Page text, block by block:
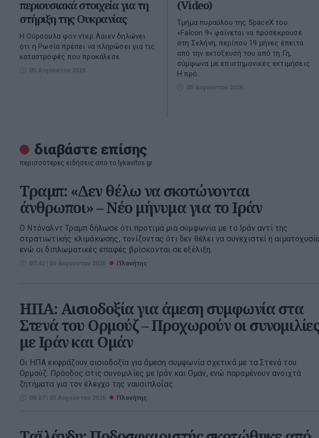
περιουσιακά στοιχεία για τη
στήριξη της Ουκρανίας
Η Ούρσουλα φον ντερ Λάιεν δηλώνει
ότι η Ρωσία πρέπει να πληρώσει για τις
καταστροφές που προκάλεσε.
05 Αυγούστου 2026
(Video)
Τμήμα πυραύλου της SpaceX του
«Falcon 9» φαίνεται να προσέκρουσε
στη Σελήνη, περίπου 19 μήνες έπειτα
από την εκτόξευσή του από τη Γη,
σύμφωνα με επιστημονικές εκτιμήσεις.
Η πρό...
05 Αυγούστου 2026
διαβάστε επίσης
περισσότερες ειδήσεις από το lykavitos.gr
Τραμπ: «Δεν θέλω να σκοτώνονται
άνθρωποι» – Νέο μήνυμα για το Ιράν
Ο Ντόναλντ Τραμπ δήλωσε ότι προτιμά μια συμφωνία με το Ιράν αντί της
στρατιωτικής κλιμάκωσης, τονίζοντας ότι δεν θέλει να συνεχιστεί η
ενώ οι διπλωματικές επαφές βρίσκονται σε εξέλιξη.
07:42 | 06 Αυγούστου 2026 Πλανήτης
ΗΠΑ: Αισιοδοξία για άμεση συμφωνία στα
Στενά του Ορμούζ – Προχωρούν οι συνομιλίες
με Ιράν και Ομάν
Οι ΗΠΑ εκφράζουν αισιοδοξία για άμεση συμφωνία σχετικά με τα Στενά του
Ορμούζ. Πρόοδος στις συνομιλίες με Ιράν και Ομάν, ενώ παραμένουν ανοιχτά
ζητήματα για τον έλεγχο της ναυσιπλοΐας.
08:07 | 05 Αυγούστου 2026 Πλανήτης